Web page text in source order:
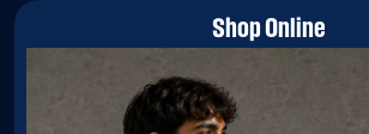
Shop Online